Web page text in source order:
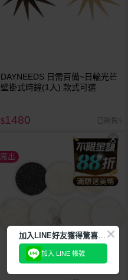
DAYNEEDS 日需百備~日輪光芒
壁掛式時鐘(1入) 款式可選
$1480 已銷售5
廠出
加
入LINE好友獲得驚喜折扣!
加入 LINE 帳號